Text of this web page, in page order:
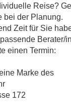
Reise?
bei der Planung.
Zeit für Sie
Berater/
einen Termin:
Marke des
172